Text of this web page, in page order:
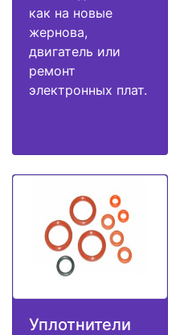
как на новые
жернова,
двигатель или
ремонт
электронных плат.
Уплотнители